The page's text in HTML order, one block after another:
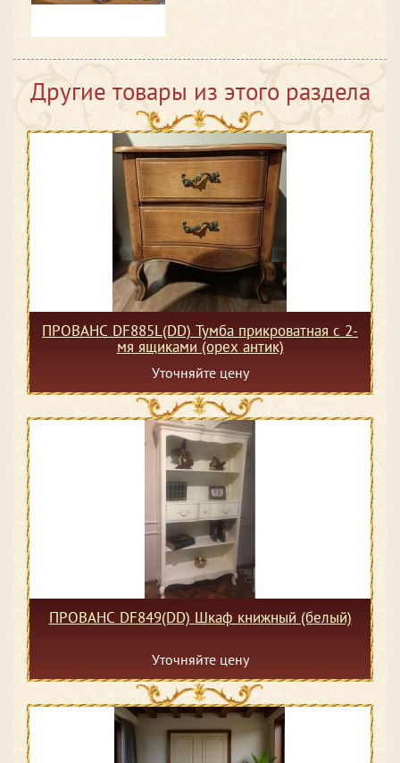
Другие товары из этого раздела
ПРОВАНС DF885L(DD) Тумба прикроватная с 2-
мя ящиками (орех антик)
Уточняйте цену
ПРОВАНС DF849(DD) Шкаф книжный (белый)
Уточняйте цену